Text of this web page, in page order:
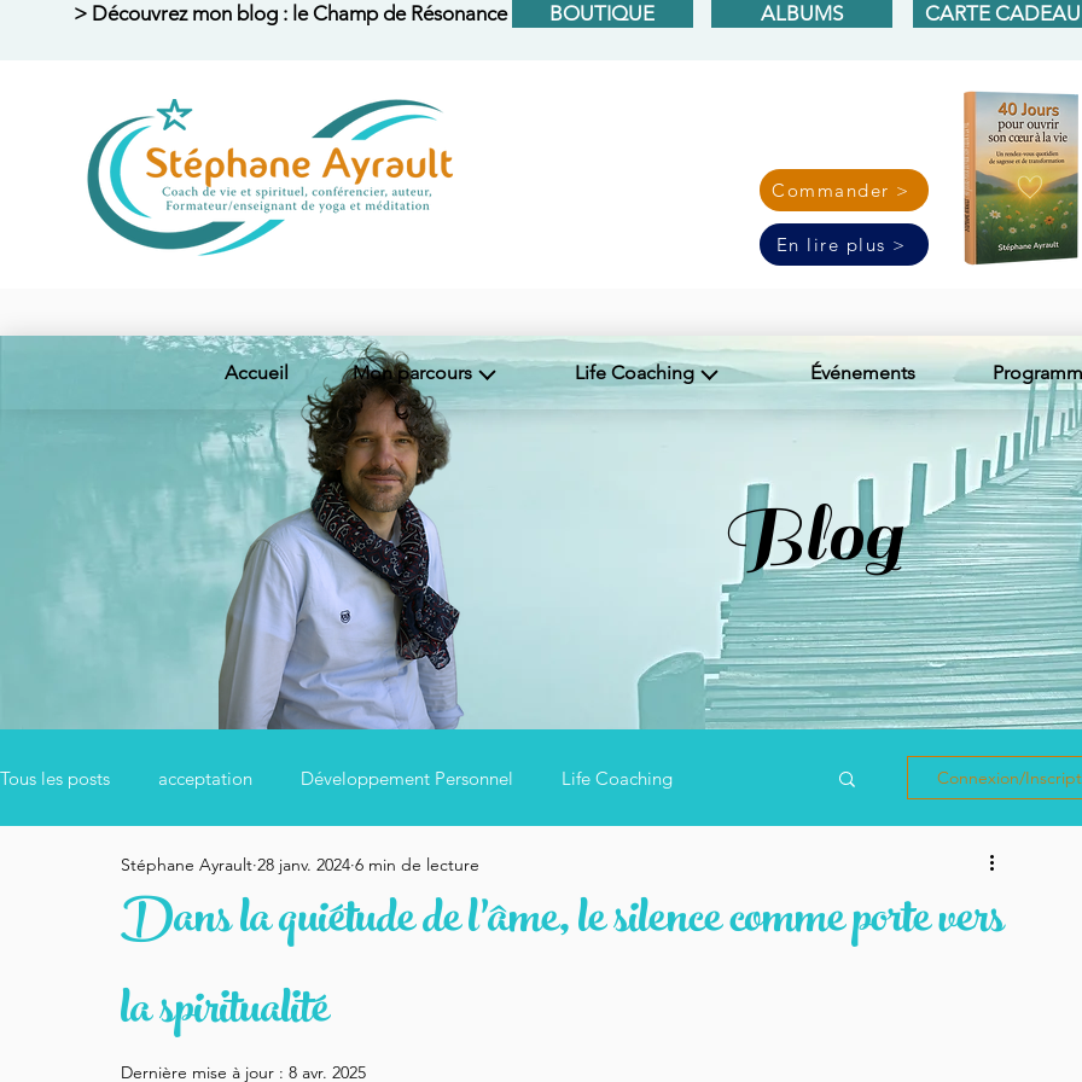
> Découvrez mon blog : le Champ de Résonance < BOUTIQUE ALBUMS CARTE CADEAU
Commander >
En lire plus >
Accueil Mon parcours Life Coaching Événements
Blog
Tous les posts acceptation Développement Personnel Life Coaching
Bien se nourrir Confiance en Soi Couple
Connexion/
Dans la quiétude de l’âme, le silence comme porte vers
la spiritualité
Stéphane Ayrault 28 janv. 2024 6 min de lecture
Dernière mise à jour : 8 avr. 2025